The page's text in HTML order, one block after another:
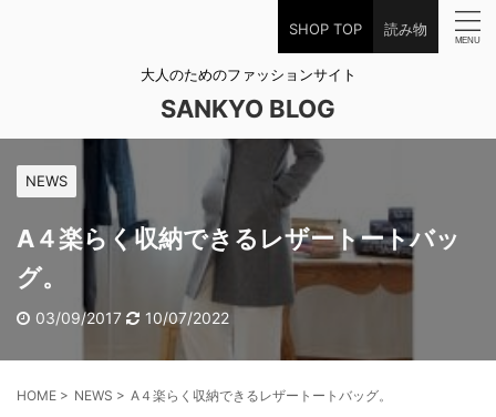
SHOP TOP 読み物
大人のためのファッションサイト
SANKYO BLOG
NEWS
A４楽らく収納できるレザートートバッ
グ。
03/09/2017 10/07/2022
HOME > NEWS > A４楽らく収納できるレザートートバッグ。